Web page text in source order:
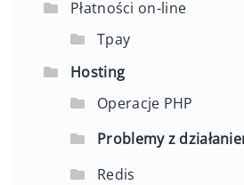
Płatności on-line
Tpay
Hosting
Operacje PHP
Problemy z
Redis